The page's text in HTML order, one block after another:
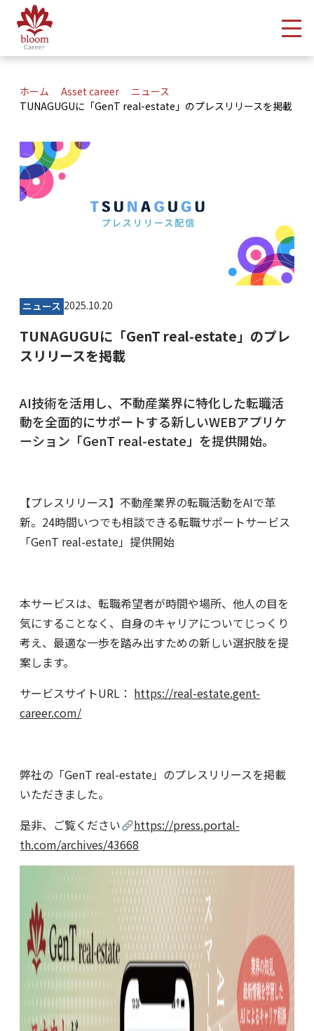
メ
ホーム Asset career
ニュース
TUNAGUGUに「GenT real-estate」のプレスリリースを掲載
ニュース 2025.10.20
TUNAGUGUに「GenT real-estate」のプレ
スリリースを掲載
AI技術を活用し、不動産業界に特化した転職活
動を全面的にサポートする新しいWEBアプリケ
ーション「GenT real-estate 」を提供開始。
【プレスリリース】不動産業界の転職活動をAIで革
新。24時間いつでも相談できる転職サポートサービス
「GenT real-estate」提供開始
本サービスは、転職希望者が時間や場所、他人の目を
気にすることなく、自身のキャリアについてじっくり
考え、最適な一歩を踏み出すための新しい選択肢を提
案します。
サービスサイトURL： https://real-estate.gent-
career.com/
弊社の「GenT real-estate」のプレスリリースを掲載
いただきました。
是非、ご覧ください
https://press.portal-
th.com/archives/43668